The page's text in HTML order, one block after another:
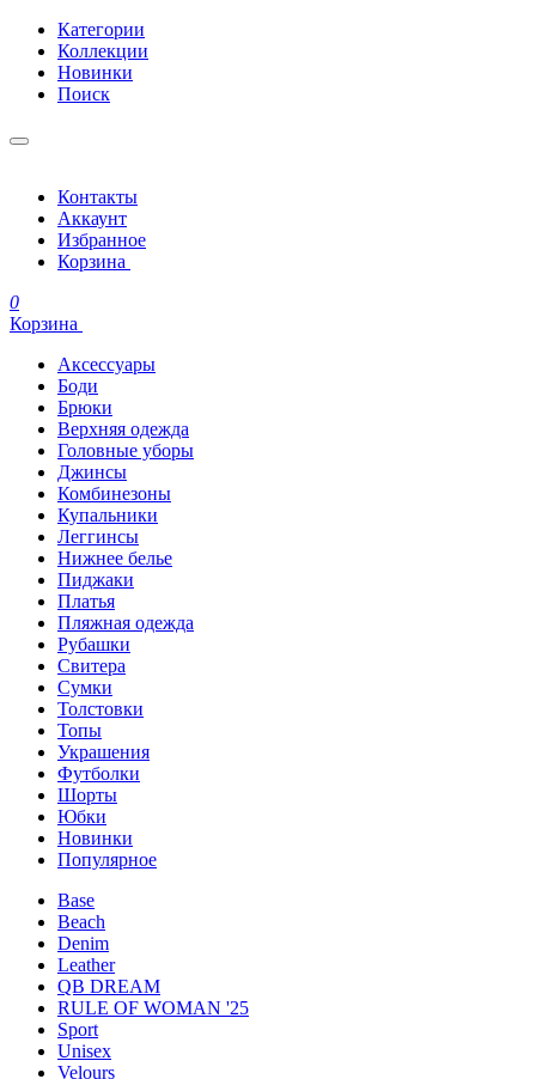
Категории
Коллекции
Новинки
Поиск
Контакты
Аккаунт
Избранное
Корзина
0
Корзина
Аксессуары
Боди
Брюки
Верхняя одежда
Головные уборы
Джинсы
Комбинезоны
Купальники
Леггинсы
Нижнее белье
Пиджаки
Платья
Пляжная одежда
Рубашки
Свитера
Сумки
Толстовки
Топы
Украшения
Футболки
Шорты
Юбки
Новинки
Популярное
Base
Beach
Denim
Leather
QB DREAM
RULE OF WOMAN '25
Sport
Unisex
Velours